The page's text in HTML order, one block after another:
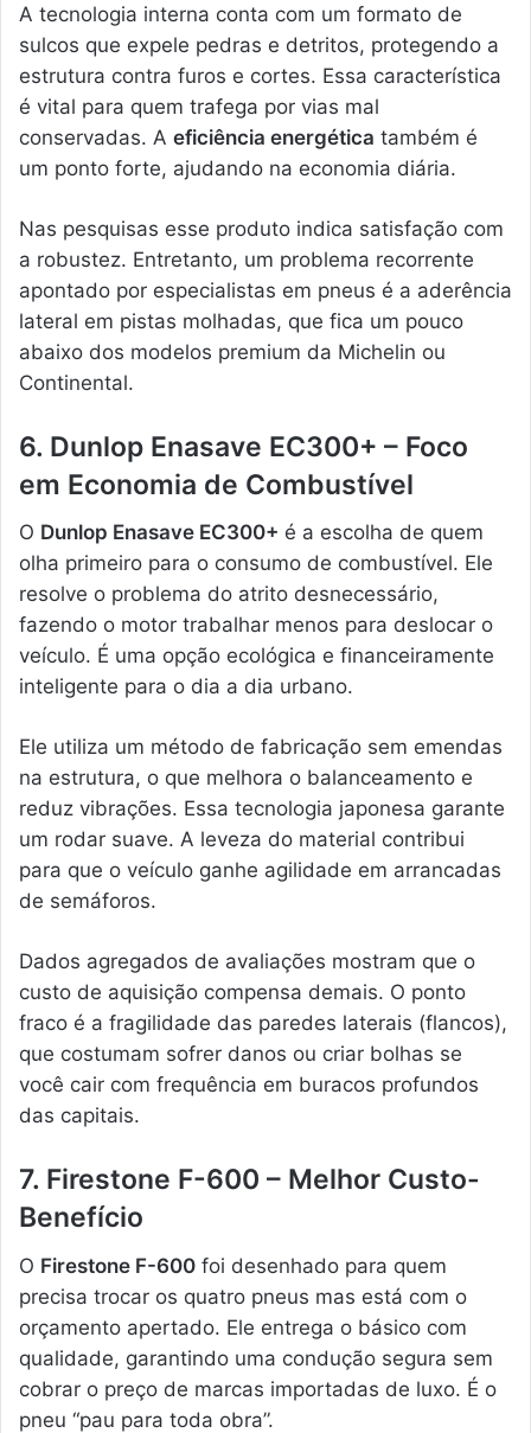
A tecnologia interna conta com um formato de
sulcos que expele pedras e detritos, protegendo a
estrutura contra furos e cortes. Essa característica
é vital para quem trafega por vias mal
conservadas. A eficiência energética também é
um ponto forte, ajudando na economia diária.
Nas pesquisas esse produto indica satisfação com
a robustez. Entretanto, um problema recorrente
apontado por especialistas em pneus é a aderência
lateral em pistas molhadas, que fica um pouco
abaixo dos modelos premium da Michelin ou
Continental.
6. Dunlop Enasave EC300+ – Foco
em Economia de Combustível
O Dunlop Enasave EC300+ é a escolha de quem
olha primeiro para o consumo de combustível. Ele
resolve o problema do atrito desnecessário,
fazendo o motor trabalhar menos para deslocar o
veículo. É uma opção ecológica e financeiramente
inteligente para o dia a dia urbano.
Ele utiliza um método de fabricação sem emendas
na estrutura, o que melhora o balanceamento e
reduz vibrações. Essa tecnologia japonesa garante
um rodar suave. A leveza do material contribui
para que o veículo ganhe agilidade em arrancadas
de semáforos.
Dados agregados de avaliações mostram que o
custo de aquisição compensa demais. O ponto
fraco é a fragilidade das paredes laterais (flancos),
que costumam sofrer danos ou criar bolhas se
você cair com frequência em buracos profundos
das capitais.
7. Firestone F-600 – Melhor Custo-
Benefício
O Firestone F-600 foi desenhado para quem
precisa trocar os quatro pneus mas está com o
orçamento apertado. Ele entrega o básico com
qualidade, garantindo uma condução segura sem
cobrar o preço de marcas importadas de luxo. É o
pneu “pau para toda obra”.